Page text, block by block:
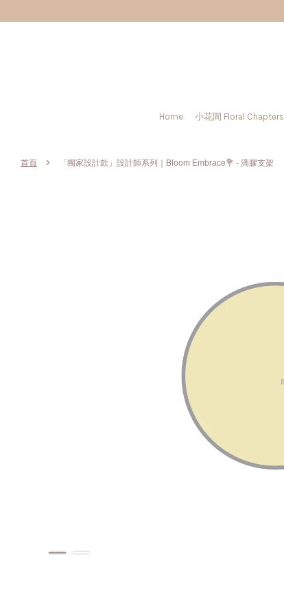
Home 小花間 Floral Chapters
首頁 › 「獨家設計款」設計師系列｜Bloom Embrace💐 - 滴膠支架